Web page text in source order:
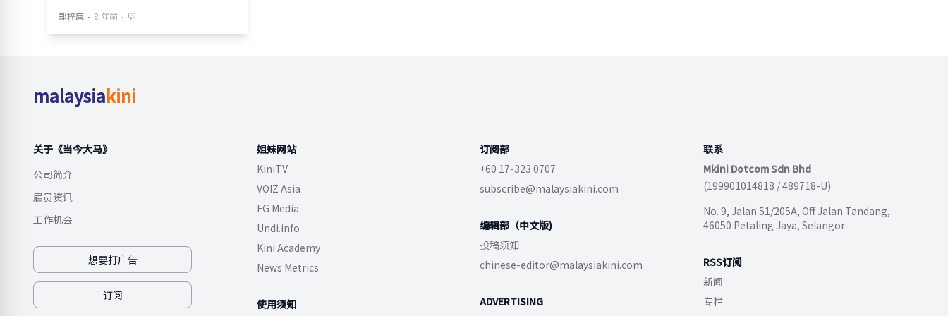
郑梓康 ⋅ 8 年前 ⋅
malaysiakini
关于《当今大马》
公司简介
雇员资讯
工作机会
想要打广告
订阅
姐妹网站
KiniTV
VOIZ Asia
FG Media
Undi.info
Kini Academy
News Metrics
使用须知
订阅部
+60 17-323 0707
subscribe@malaysiakini.com
编辑部（中文版)
投稿须知
chinese-editor@malaysiakini.com
ADVERTISING
联系
Mkini Dotcom Sdn Bhd
(199901014818 / 489718-U)
No. 9, Jalan 51/205A, Off Jalan Tandang,
46050 Petaling Jaya, Selangor
RSS订阅
新闻
专栏